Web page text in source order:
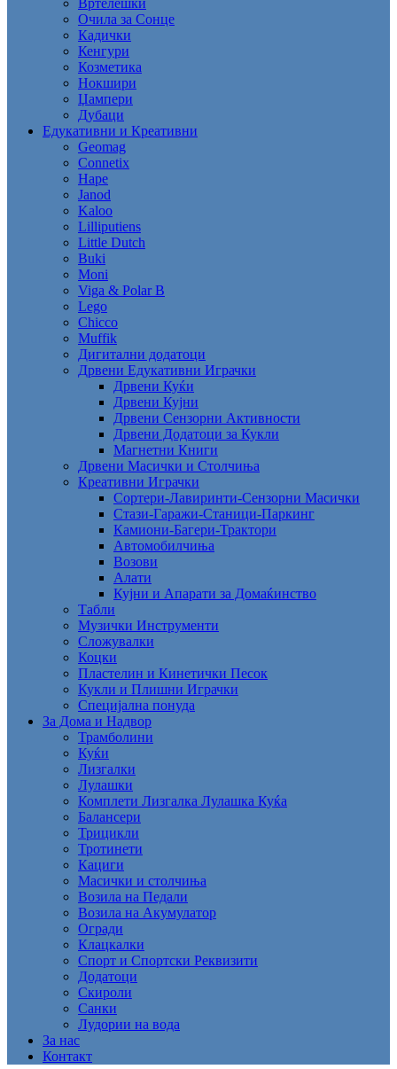
Очила за Сонце
Кадички
Кенгури
Козметика
Нокшири
Џампери
Дубаци
Едукативни и Креативни
Geomag
Connetix
Hape
Janod
Kaloo
Lilliputiens
Little Dutch
Buki
Moni
Viga & Polar B
Lego
Chicco
Muffik
Дигитални додатоци
Дрвени Едукативни Играчки
Дрвени Куќи
Дрвени Кујни
Дрвени Сензорни Активности
Дрвени Додатоци за Кукли
Магнетни Книги
Дрвени Масички и Столчиња
Креативни Играчки
Сортери-Лавиринти-Сензорни Масички
Стази-Гаражи-Станици-Паркинг
Камиони-Багери-Трактори
Автомобилчиња
Возови
Алати
Кујни и Апарати за Домаќинство
Табли
Музички Инструменти
Сложувалки
Коцки
Пластелин и Кинетички Песок
Кукли и Плишни Играчки
Специјална понуда
За Дома и Надвор
Трамболини
Куќи
Лизгалки
Лулашки
Комплети Лизгалка Лулашка Куќа
Балансери
Трицикли
Тротинети
Кациги
Mасички и столчиња
Возила на Педали
Возила на Акумулатор
Огради
Клацкалки
Спорт и Спортски Реквизити
Додатоци
Скироли
Санки
Лудории на вода
За нас
Контакт